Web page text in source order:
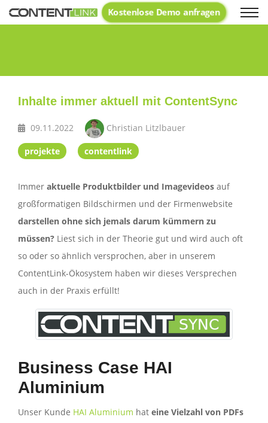
Text Kostenlose Demo anfragen
Inhalte immer aktuell mit ContentSync
09.11.2022 Christian Litzlbauer
projekte contentlink
Immer aktuelle Produktbilder und Imagevideos auf
großformatigen Bildschirmen und der Firmenwebsite
darstellen ohne sich jemals darum kümmern zu
müssen? Liest sich in der Theorie gut und wird auch oft
so oder so ähnlich versprochen, aber in unserem
ContentLink-Ökosystem haben wir dieses Versprechen
auch in der Praxis erfüllt!
Business Case HAI
Aluminium
Unser Kunde HAI Aluminium hat eine Vielzahl von PDFs